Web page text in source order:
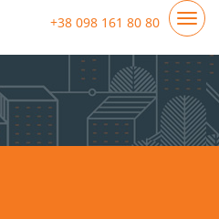
+38 098 161 80 80